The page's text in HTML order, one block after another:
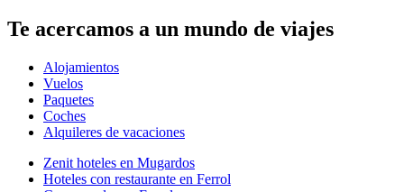
Te acercamos a un mundo de viajes
Alojamientos
Vuelos
Paquetes
Coches
Alquileres de vacaciones
Zenit hoteles en Mugardos
Hoteles con restaurante en Ferrol